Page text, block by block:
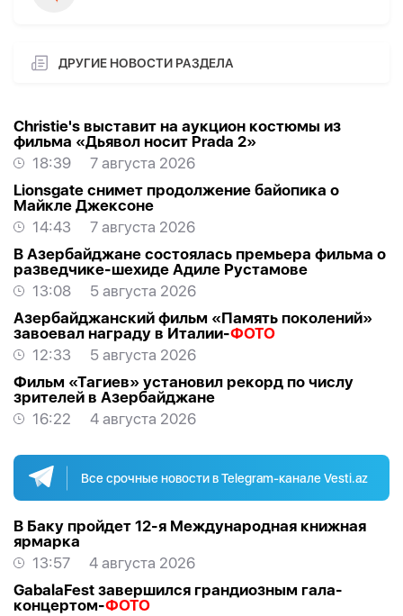
ДРУГИЕ НОВОСТИ РАЗДЕЛА
Christie's выставит на аукцион костюмы из
фильма «Дьявол носит Prada 2»
18:39
7 августа 2026
Lionsgate снимет продолжение байопика о
Майкле Джексоне
14:43
7 августа 2026
В Азербайджане состоялась премьера фильма о
разведчике-шехиде Адиле Рустамове
13:08
5 августа 2026
Азербайджанский фильм «Память поколений»
завоевал награду в Италии-ФОТО
12:33
5 августа 2026
Фильм «Тагиев» установил рекорд по числу
зрителей в Азербайджане
16:22
4 августа 2026
Все срочные новости в Telegram-канале Vesti.az
В Баку пройдет 12-я Международная книжная
ярмарка
13:57
4 августа 2026
GabalaFest завершился грандиозным гала-
концертом-ФОТО